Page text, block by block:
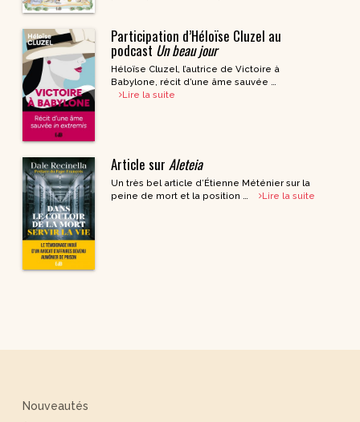
Participation d’Héloïse Cluzel au
podcast Un beau jour
Héloïse Cluzel, l’autrice de Victoire à
Babylone, récit d’une âme sauvée …
Lire la suite
Article sur Aleteia
Un très bel article d’Étienne Méténier sur la
peine de mort et la position …
Lire la suite
Nouveautés